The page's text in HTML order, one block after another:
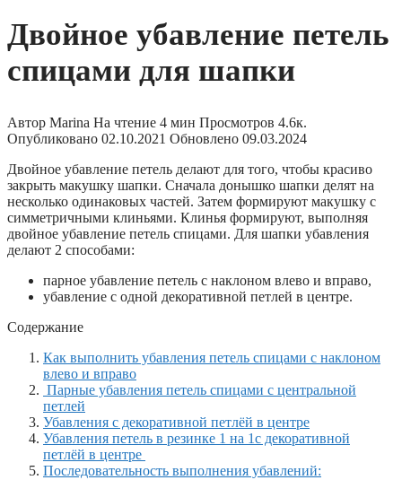
Двойное убавление петель
спицами для шапки
Автор Marina На чтение 4 мин Просмотров 4.6к.
Опубликовано 02.10.2021 Обновлено 09.03.2024
Двойное убавление петель делают для того, чтобы красиво
закрыть макушку шапки. Сначала донышко шапки делят на
несколько одинаковых частей. Затем формируют макушку с
симметричными клиньями. Клинья формируют, выполняя
двойное убавление петель спицами. Для шапки убавления
делают 2 способами:
парное убавление петель с наклоном влево и вправо,
убавление с одной декоративной петлей в центре.
Содержание
Как выполнить убавления петель спицами с наклоном
влево и вправо
Парные убавления петель спицами с центральной
петлей
Убавления с декоративной петлёй в центре
Убавления петель в резинке 1 на 1с декоративной
петлёй в центре
Последовательность выполнения убавлений: